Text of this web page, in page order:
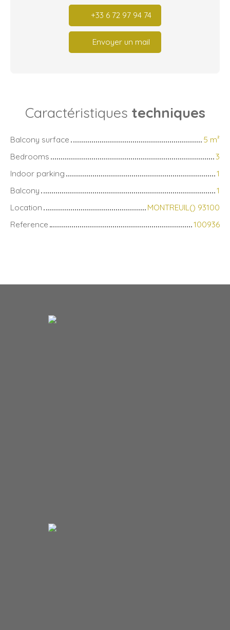
+33 6 72 97 94 74
Envoyer un mail
Caractéristiques techniques
Balcony surface 5 m²
Bedrooms
3
Indoor parking
1
Balcony
1
Location
MONTREUIL() 93100
Reference
100936